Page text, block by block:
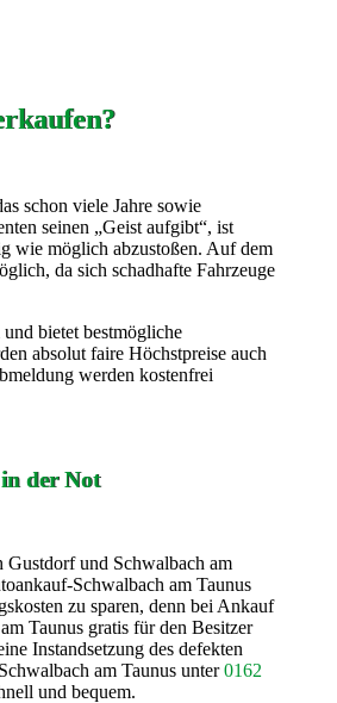
schon viele Jahre sowie
seinen „Geist aufgibt“, ist
wie möglich abzustoßen. Auf dem
da sich schadhafte Fahrzeuge
bietet bestmögliche
absolut faire Höchstpreise auch
werden kostenfrei
der Not
Gustdorf und Schwalbach am
Schwalbach am Taunus
zu sparen, denn bei Ankauf
Taunus gratis für den Besitzer
Instandsetzung des defekten
am Taunus unter0162
und bequem.